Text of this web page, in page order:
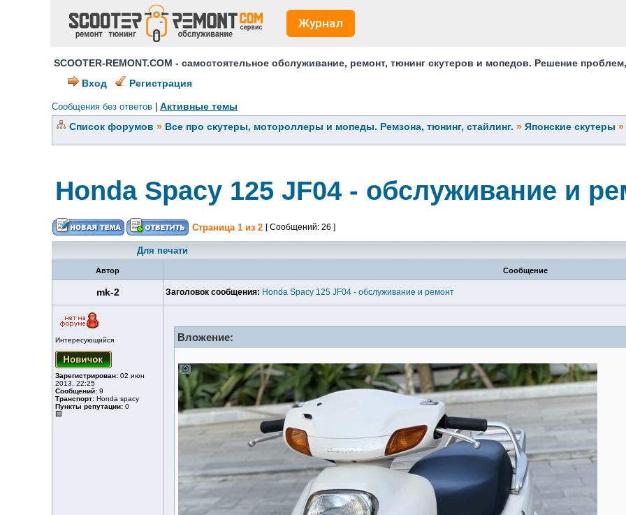
Журнал
SCOOTER-REMONT.COM - самостоятельное обслуживание, ремонт, тюнинг скутеров и мопедов. Решение
Вход
Регистрация
Сообщения без ответов
Активные темы
Список форумов » Все про скутеры, мотороллеры и мопеды. Ремзона, тюнинг, стайлинг. » Японские скутеры »
Honda Spacy 125 JF04 - обслуживание и
Страница 1 из 2 [ Сообщений: 26 ]
Для печати
Автор Сообщение
mk-2 Заголовок сообщения: Honda Spacy 125 JF04 - обслуживание и ремонт
Интересующийся
Зарегистрирован: 02 июн
2013, 22:25
Сообщений: 9
Транспорт: Honda spacy
Пункты репутации: 0
Вложение: